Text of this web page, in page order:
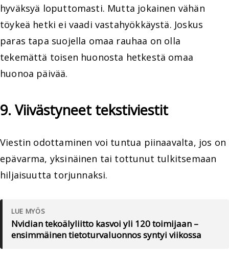
hyväksyä loputtomasti. Mutta jokainen vähän
töykeä hetki ei vaadi vastahyökkäystä. Joskus
paras tapa suojella omaa rauhaa on olla
tekemättä toisen huonosta hetkestä omaa
huonoa päivää.
9. Viivästyneet tekstiviestit
Viestin odottaminen voi tuntua piinaavalta, jos on
epävarma, yksinäinen tai tottunut tulkitsemaan
hiljaisuutta torjunnaksi.
LUE MYÖS
Nvidian tekoälyliitto kasvoi yli 120 toimijaan –
ensimmäinen tietoturvaluonnos syntyi viikossa